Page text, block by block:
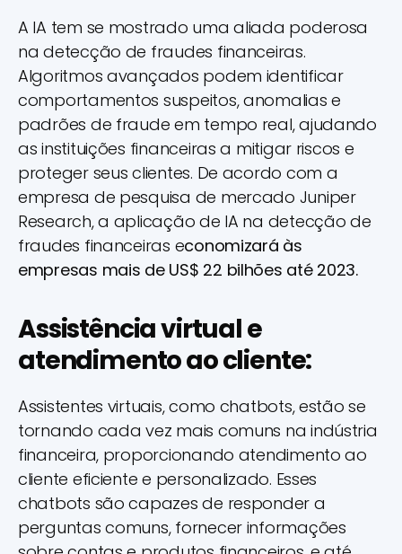
A IA tem se mostrado uma aliada poderosa
na detecção de fraudes financeiras.
Algoritmos avançados podem identificar
comportamentos suspeitos, anomalias e
padrões de fraude em tempo real, ajudando
as instituições financeiras a mitigar riscos e
proteger seus clientes. De acordo com a
empresa de pesquisa de mercado Juniper
Research, a aplicação de IA na detecção de
fraudes financeiras economizará às
empresas mais de US$ 22 bilhões até 2023.
Assistência virtual e
atendimento ao cliente:
Assistentes virtuais, como chatbots, estão se
tornando cada vez mais comuns na indústria
financeira, proporcionando atendimento ao
cliente eficiente e personalizado. Esses
chatbots são capazes de responder a
perguntas comuns, fornecer informações